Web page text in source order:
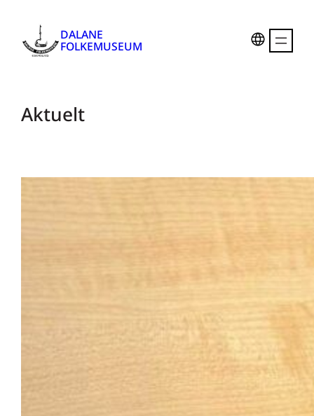
DALANE
FOLKEMUSEUM
Aktuelt